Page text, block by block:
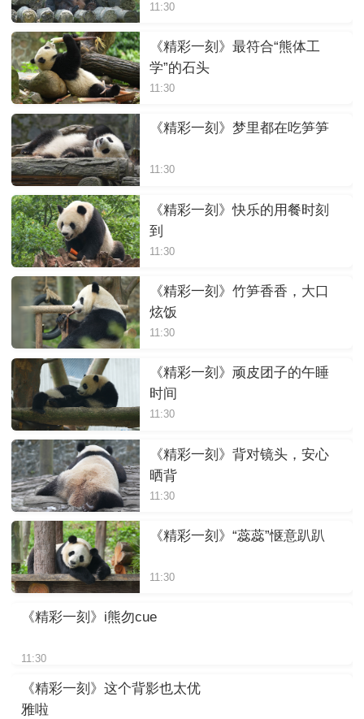
11:30
《精彩一刻》最符合“熊体工
学”的石头
11:30
《精彩一刻》梦里都在吃笋笋
11:30
《精彩一刻》快乐的用餐时刻
到
11:30
《精彩一刻》竹笋香香，大口
炫饭
11:30
《精彩一刻》顽皮团子的午睡
时间
11:30
《精彩一刻》背对镜头，安心
晒背
11:30
《精彩一刻》“蕊蕊”惬意趴趴
11:30
《精彩一刻》i熊勿cue
11:30
《精彩一刻》这个背影也太优
雅啦